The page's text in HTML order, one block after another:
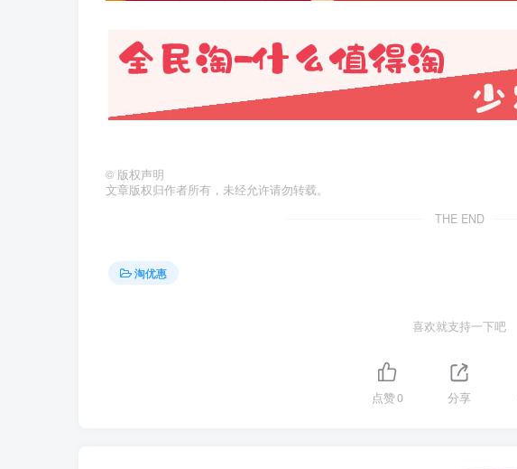
© 版权声明
文章版权归作者所有，未经允许请勿转载。
THE END
淘优惠
喜欢就支持一下吧
点赞0 分享